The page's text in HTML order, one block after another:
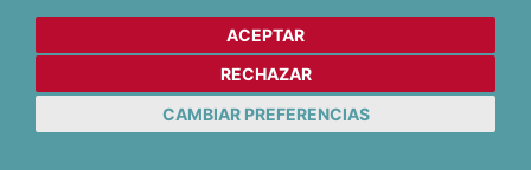
ACEPTAR
RECHAZAR
CAMBIAR PREFERENCIAS